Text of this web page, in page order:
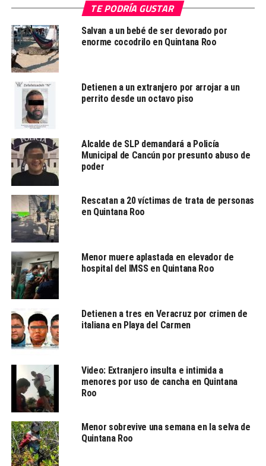
En municipios que no tengan contagios de COVID19,
podrían regresar a clases el 17 de mayo
Redacción
Desde la redacción.
TE PODRÍA GUSTAR
Salvan a un bebé de ser devorado por
enorme cocodrilo en Quintana Roo
Detienen a un extranjero por arrojar a un
perrito desde un octavo piso
Alcalde de SLP demandará a Policía
Municipal de Cancún por presunto abuso de
poder
Rescatan a 20 víctimas de trata de personas
en Quintana Roo
Menor muere aplastada en elevador de
hospital del IMSS en Quintana Roo
Detienen a tres en Veracruz por crimen de
italiana en Playa del Carmen
Video: Extranjero insulta e intimida a
menores por uso de cancha en Quintana
Roo
Menor sobrevive una semana en la selva de
Quintana Roo